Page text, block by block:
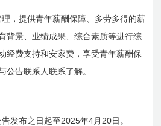
，提供青年薪酬保障、多劳多得的薪
背景、业绩成果、综合素质等进行综
经费支持和安家费，享受青年薪酬保
公告联系人联系了解。
告发布之日起至2025年4 月 20日 。